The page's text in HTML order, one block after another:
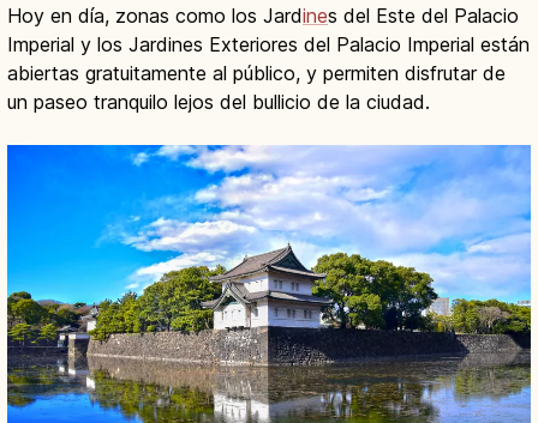
Hoy en día, zonas como los Jardines del Este del Palacio
Imperial y los Jardines Exteriores del Palacio Imperial están
abiertas gratuitamente al público, y permiten disfrutar de
un paseo tranquilo lejos del bullicio de la ciudad.